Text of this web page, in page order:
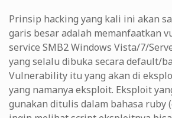
Prinsip hacking yang kali ini akan
garis besar adalah memanfaatkan
service SMB2 Windows Vista/7/
yang selalu dibuka secara default/
Vulnerability itu yang akan di
yang namanya eksploit. Eksploit
gunakan ditulis dalam bahasa ruby